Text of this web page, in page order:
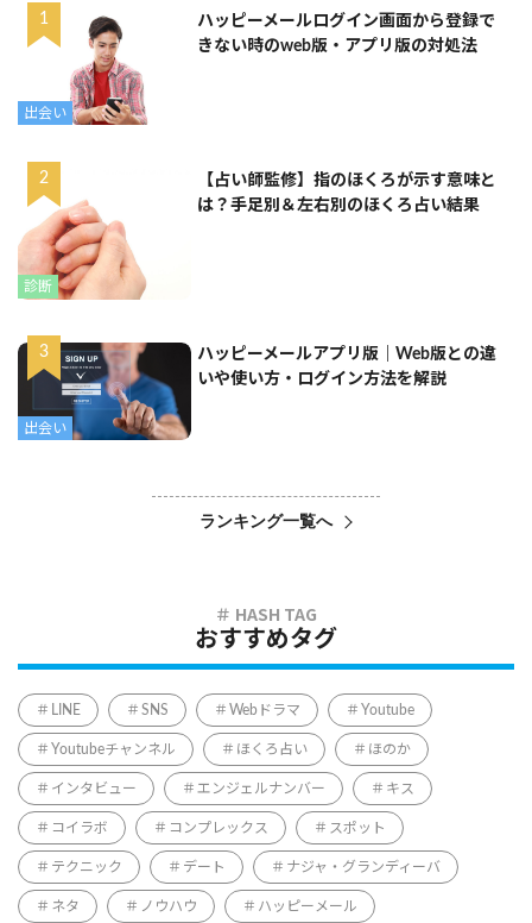
出会い
ハッピーメールログイン画面から登録で
きない時のweb版・アプリ版の対処法
診断
【占い師監修】指のほくろが示す意味と
は？手足別＆左右別のほくろ占い結果
出会い
ハッピーメールアプリ版｜Web版との違
いや使い方・ログイン方法を解説
ランキング一覧へ
おすすめタグ
LINE SNS Webドラマ Youtube
Youtubeチャンネル ほくろ占い ほのか
インタビュー エンジェルナンバー キス
コイラボ コンプレックス スポット
テクニック デート ナジャ・グランディーバ
ネタ ノウハウ ハッピーメール